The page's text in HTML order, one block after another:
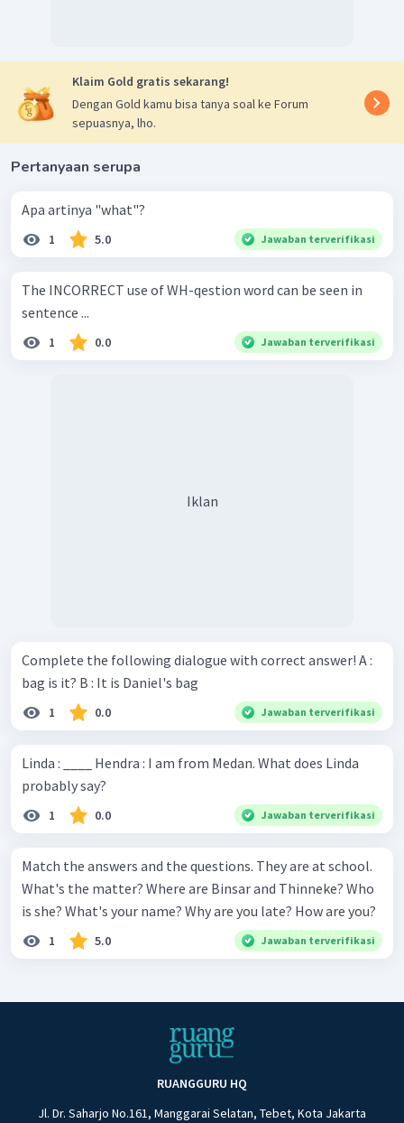
Klaim Gold gratis sekarang!
Dengan Gold kamu bisa tanya soal ke Forum
sepuasnya, lho.
Pertanyaan serupa
Apa artinya "what"?
1 5.0 Jawaban terverifikasi
The INCORRECT use of WH-qestion word can be seen in
sentence ...
1 0.0 Jawaban terverifikasi
Iklan
Complete the following dialogue with correct answer! A :
bag is it? B : It is Daniel's bag
1 0.0 Jawaban terverifikasi
Linda : ____ Hendra : I am from Medan. What does Linda
probably say?
1 0.0 Jawaban terverifikasi
Match the answers and the questions. They are at school.
What's the matter? Where are Binsar and Thinneke? Who
is she? What's your name? Why are you late? How are you?
1 5.0 Jawaban terverifikasi
RUANGGURU HQ
Jl. Dr. Saharjo No.161, Manggarai Selatan, Tebet, Kota Jakarta